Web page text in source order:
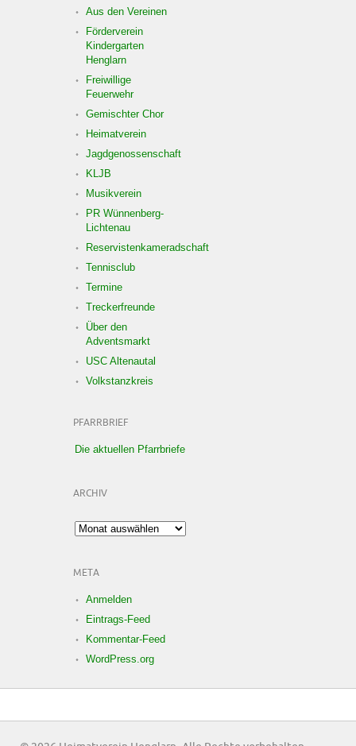
Aus den Vereinen
Förderverein
Kindergarten
Henglarn
Freiwillige
Feuerwehr
Gemischter Chor
Heimatverein
Jagdgenossenschaft
KLJB
Musikverein
PR Wünnenberg-
Lichtenau
Reservistenkameradschaft
Tennisclub
Termine
Treckerfreunde
Über den
Adventsmarkt
USC Altenautal
Volkstanzkreis
PFARRBRIEF
Die aktuellen Pfarrbriefe
ARCHIV
Archiv
META
Anmelden
Eintrags-Feed
Kommentar-Feed
WordPress.org